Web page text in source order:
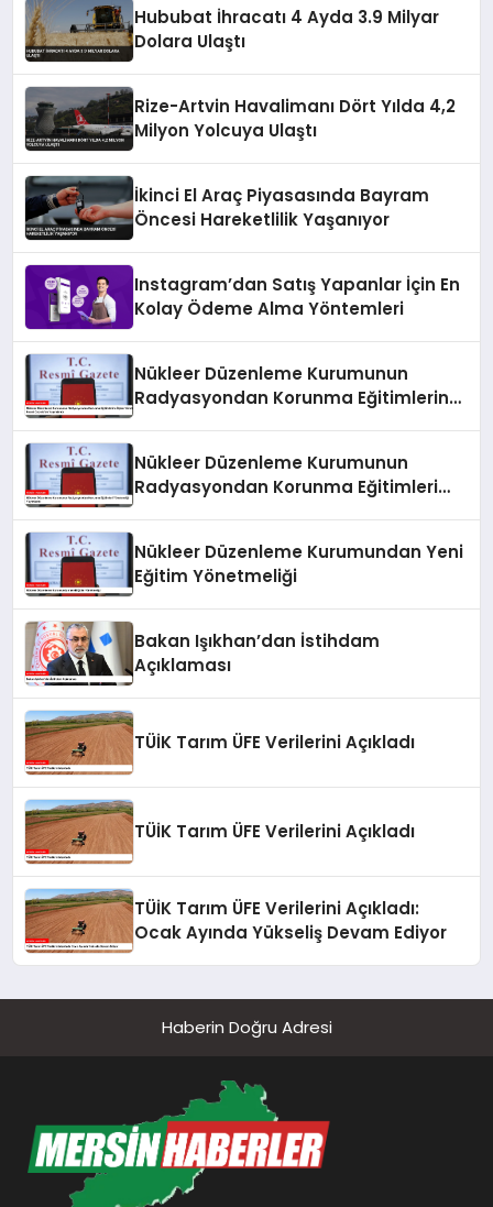
Hububat İhracatı 4 Ayda 3.9 Milyar
Dolara Ulaştı
Rize-Artvin Havalimanı Dört Yılda 4,2
Milyon Yolcuya Ulaştı
İkinci El Araç Piyasasında Bayram
Öncesi Hareketlilik Yaşanıyor
Instagram’dan Satış Yapanlar İçin En
Kolay Ödeme Alma Yöntemleri
Nükleer Düzenleme Kurumunun
Radyasyondan Korunma Eğitimlerine
Nükleer Düzenleme Kurumunun
Radyasyondan Korunma Eğitimleri
Nükleer Düzenleme Kurumundan Yeni
Eğitim Yönetmeliği
Bakan Işıkhan’dan İstihdam
Açıklaması
TÜİK Tarım ÜFE Verilerini Açıkladı
TÜİK Tarım ÜFE Verilerini Açıkladı
TÜİK Tarım ÜFE Verilerini Açıkladı:
Ocak Ayında Yükseliş Devam Ediyor
Haberin Doğru Adresi